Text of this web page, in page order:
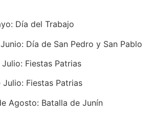
Día del Trabajo
Día de San Pedro y San Pablo
Fiestas Patrias
Julio: Fiestas Patrias
Agosto: Batalla de Junín